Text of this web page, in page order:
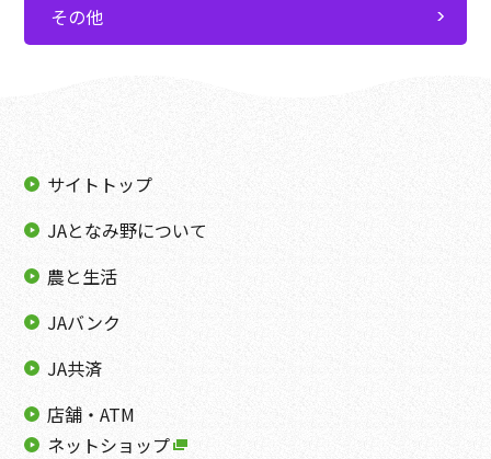
その他
サイトトップ
JAとなみ野について
農と生活
JAバンク
JA共済
店舗・ATM
ネットショップ